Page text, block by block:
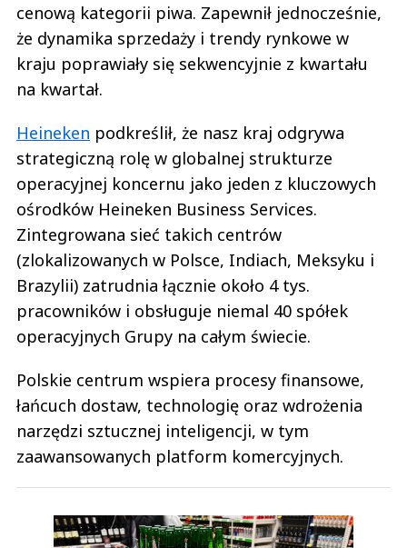
cenową kategorii piwa. Zapewnił jednocześnie,
że dynamika sprzedaży i trendy rynkowe w
kraju poprawiały się sekwencyjnie z kwartału
na kwartał.
Heineken podkreślił, że nasz kraj odgrywa
strategiczną rolę w globalnej strukturze
operacyjnej koncernu jako jeden z kluczowych
ośrodków Heineken Business Services.
Zintegrowana sieć takich centrów
(zlokalizowanych w Polsce, Indiach, Meksyku i
Brazylii) zatrudnia łącznie około 4 tys.
pracowników i obsługuje niemal 40 spółek
operacyjnych Grupy na całym świecie.
Polskie centrum wspiera procesy finansowe,
łańcuch dostaw, technologię oraz wdrożenia
narzędzi sztucznej inteligencji, w tym
zaawansowanych platform komercyjnych.